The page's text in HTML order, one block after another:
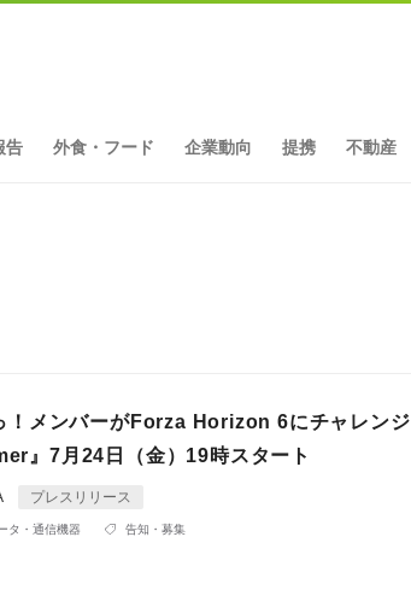
告 外食・フード 企業動向 提携 不動産
！メンバーがForza Horizon 6にチャレン
』7月24日（金）19時スタート
プレスリリース
タ・通信機器 告知・募集